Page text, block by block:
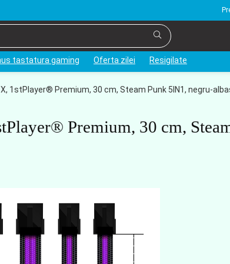
tastatura gaming Oferta zilei Resigilate
1stPlayer® Premium, 30 cm, Steam Punk 5IN1, negru-
Premium, 30 cm,